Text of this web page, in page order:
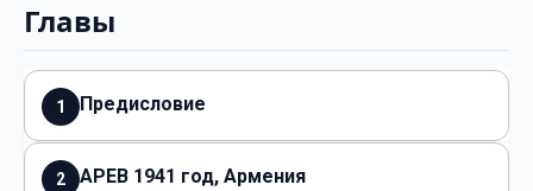
Главы
1 Предисловие
2 АРЕВ 1941 год, Армения